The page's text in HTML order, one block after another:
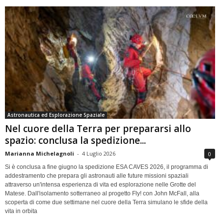
Astronautica ed Esplorazione Spaziale
Nel cuore della Terra per prepararsi allo
spazio: conclusa la spedizione...
Marianna Michelagnoli - 4 Luglio 2026 0
Si è conclusa a fine giugno la spedizione ESA CAVES 2026, il programma di
addestramento che prepara gli astronauti alle future missioni spaziali
attraverso un'intensa esperienza di vita ed esplorazione nelle Grotte del
Matese. Dall'isolamento sotterraneo al progetto Fly! con John McFall, alla
scoperta di come due settimane nel cuore della Terra simulano le sfide della
vita in orbita